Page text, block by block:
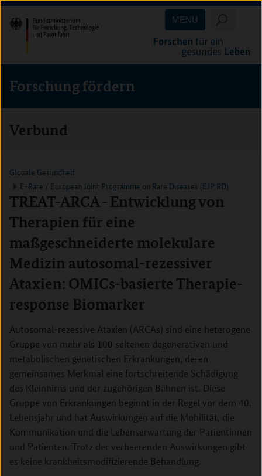
Direkt
zum
Inhalt
(Eingabetaste)
Direkt
zum
Hauptmenu
(Eingabetaste)
Direkt
zur
Suche
(Eingabetaste)
MENU
Forschung fördern
Verbund
Globale Gesundheit
E-Rare / European Joint Programme on Rare Diseases (EJP RD)
TREAT-ARCA - Entwicklung von
Therapien für eine
maßgeschneiderte molekulare
Medizin autosomal-rezessiver
Ataxien: OMICs-basierte Therapie-
response Biomarker
Autosomal-rezessive Ataxien (ARCAs) sind eine heterogene
Gruppe von mehr als 100 seltenen degenerativen und
metabolischen genetischen Erkrankungen, deren
gemeinsames Merkmal eine fortschreitende Schädigung
des Kleinhirns und der zugehörigen Bahnen ist. Diese
Gruppe von Erkrankungen beginnt in der Regel vor dem 40.
Lebensjahr und hat Auswirkungen auf die Mobilität, die
Kommunikation und die Lebenserwartung der Patientinnen
und Patienten. Trotz der verheerenden Auswirkungen gibt
es keine krankheitsmodifizierende Behandlung.